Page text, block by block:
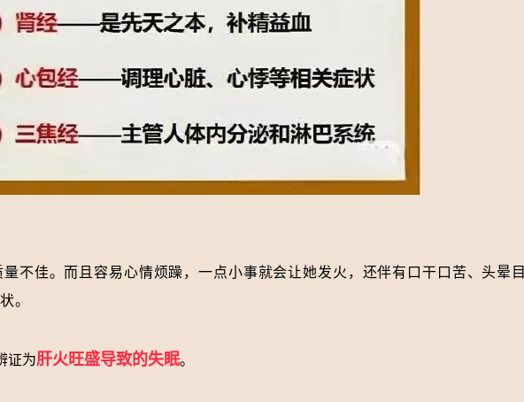
不佳。 而且容易心情烦躁，一点小事就会让她发火，还伴有口干口苦、头晕目
。
证为肝火旺盛导致的失眠。